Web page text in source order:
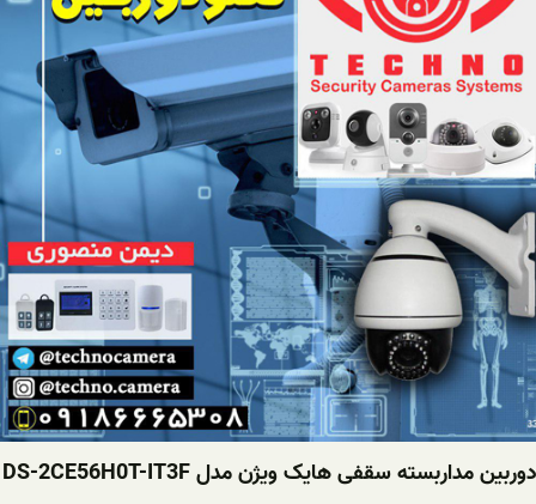
دوربین مداربسته سقفی هایک ویژن مدل DS-2CE56H0T-IT3F